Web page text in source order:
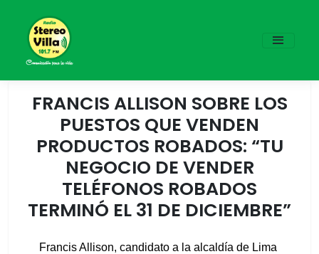
FRANCIS ALLISON SOBRE LOS
PUESTOS QUE VENDEN
PRODUCTOS ROBADOS: “TU
NEGOCIO DE VENDER
TELÉFONOS ROBADOS
TERMINÓ EL 31 DE DICIEMBRE”
Francis Allison, candidato a la alcaldía de Lima